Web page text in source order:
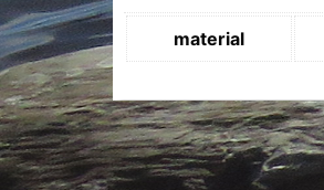
material